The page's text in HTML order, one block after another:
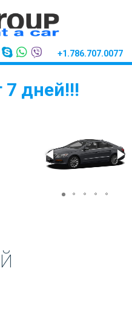
+1.786.707.0077
7 дней!!!